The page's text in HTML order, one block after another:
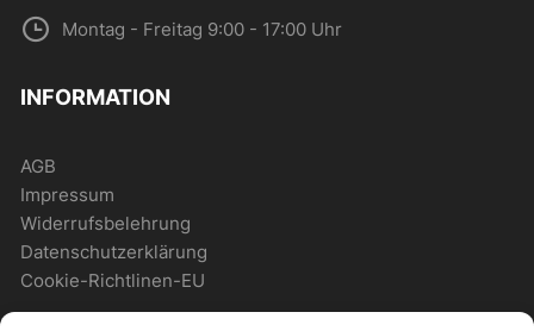
Montag - Freitag 9:00 - 17:00 Uhr
INFORMATION
AGB
Impressum
Widerrufsbelehrung
Datenschutzerklärung
Cookie-Richtlinen-EU